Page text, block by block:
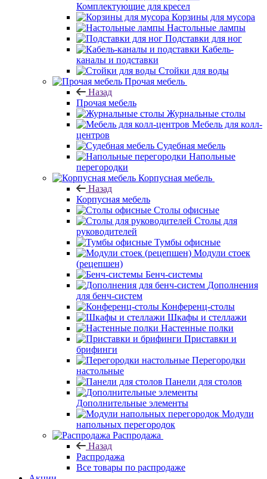
Комплектующие для кресел
Корзины для мусора
Настольные лампы
Подставки для ног
Кабель-
каналы и подставки
Стойки для воды
Прочая мебель
Назад
Прочая мебель
Журнальные столы
Мебель для колл-
центров
Судебная мебель
Напольные
перегородки
Корпусная мебель
Назад
Корпусная мебель
Столы офисные
Столы для
руководителей
Тумбы офисные
Модули стоек
(рецепшен)
Бенч-системы
Дополнения
для бенч-систем
Конференц-столы
Шкафы и стеллажи
Настенные полки
Приставки и
брифинги
Перегородки
настольные
Панели для столов
Дополнительные элементы
Модули
напольных перегородок
Распродажа
Назад
Распродажа
Все товары по распродаже